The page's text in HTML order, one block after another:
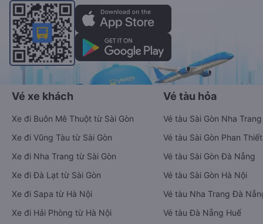
Vé xe khách
Xe đi Buôn Mê Thuột từ Sài Gòn
Xe đi Vũng Tàu từ Sài Gòn
Xe đi Nha Trang từ Sài Gòn
Xe đi Đà Lạt từ Sài Gòn
Xe đi Sapa từ Hà Nội
Xe đi Hải Phòng từ Hà Nội
Vé tàu hỏa
Vé tàu Sài Gòn Nha Trang
Vé tàu Sài Gòn Phan Thiết
Vé tàu Sài Gòn Đà Nẵng
Vé tàu Sài Gòn Hà Nội
Vé tàu Nha Trang Đà
Vé tàu Đà Nẵng Huế